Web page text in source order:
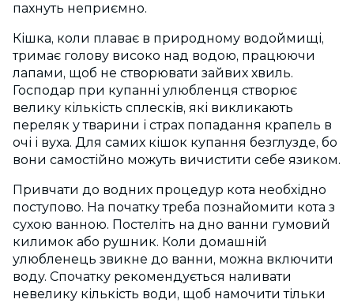
пахнуть неприємно.
Кішка, коли плаває в природному водоймищі,
тримає голову високо над водою, працюючи
лапами, щоб не створювати зайвих хвиль.
Господар при купанні улюбленця створює
велику кількість сплесків, які викликають
переляк у тварини і страх попадання крапель в
очі і вуха. Для самих кішок купання безглузде, бо
вони самостійно можуть вичистити себе язиком.
Привчати до водних процедур кота необхідно
поступово. На початку треба познайомити кота з
сухою ванною. Постеліть на дно ванни гумовий
килимок або рушник. Коли домашній
улюбленець звикне до ванни, можна включити
воду. Спочатку рекомендується наливати
невелику кількість води, щоб намочити тільки